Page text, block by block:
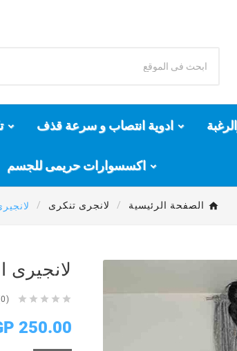
ادوية انتصاب و سرعة قذف
اكسسوارات حريمى للجسم
الصفحة الرئيسية لانجرى تنكرى
لانجيرى





250.00 EGP